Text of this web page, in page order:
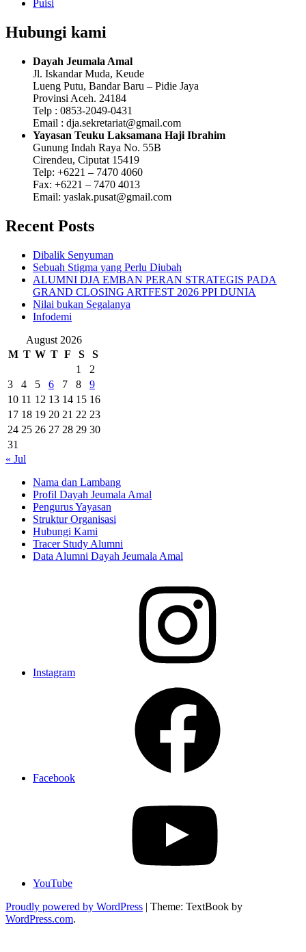
Puisi
Hubungi kami
Dayah Jeumala Amal
Jl. Iskandar Muda, Keude
Lueng Putu, Bandar Baru – Pidie Jaya
Provinsi Aceh. 24184
Telp : 0853-2049-0431
Email : dja.sekretariat@gmail.com
Yayasan Teuku Laksamana Haji Ibrahim
Gunung Indah Raya No. 55B
Cirendeu, Ciputat 15419
Telp: +6221 – 7470 4060
Fax: +6221 – 7470 4013
Email: yaslak.pusat@gmail.com
Recent Posts
Dibalik Senyuman
Sebuah Stigma yang Perlu Diubah
ALUMNI DJA EMBAN PERAN STRATEGIS PADA
GRAND CLOSING ARTFEST 2026 PPI DUNIA
Nilai bukan Segalanya
Infodemi
August 2026
M T W T F S
S
1
2
3
4 5 6 7 8
9
10 11 12 13 14 15 16
17 18 19 20 21 22 23
24 25 26 27 28 29 30
31
« Jul
Nama dan Lambang
Profil Dayah Jeumala Amal
Pengurus Yayasan
Struktur Organisasi
Hubungi Kami
Tracer Study Alumni
Data Alumni Dayah Jeumala Amal
Instagram
Facebook
YouTube
Proudly powered by WordPress | Theme: TextBook by
WordPress.com.